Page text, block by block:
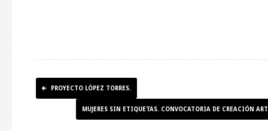
PROYECTO LÓPEZ TORRES.
MUJERES SIN ETIQUETAS. CONVOCATORIA DE CREACIÓN